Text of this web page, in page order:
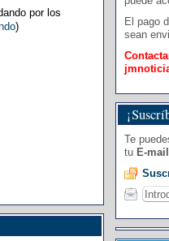
por los
)
El pago
sean
Te
tu E-mail